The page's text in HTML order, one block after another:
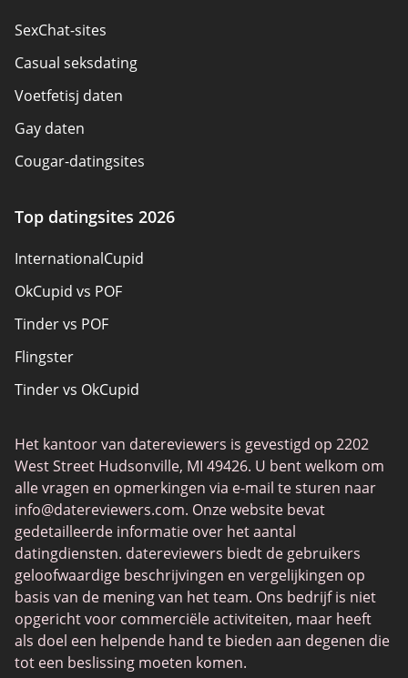
SexChat-sites
Casual seksdating
Voetfetisj daten
Gay daten
Cougar-datingsites
Pansexual Dating
Datingsites voor volwassenen
Datingsites voor senioren
Christelijk daten
Lokale singles online
Trans daten
Dating-apps
Top datingsites 2026
InternationalCupid
OkCupid vs POF
Tinder vs POF
Flingster
Tinder vs OkCupid
Chat Avenue
Zoosk vs Match
Feabie
POF vs Match
SPDate
eHarmony vs OkCupid
TenderMeets
Het kantoor van datereviewers is gevestigd op 2202
West Street Hudsonville, MI 49426. U bent welkom om
alle vragen en opmerkingen via e-mail te sturen naar
info@datereviewers.com. Onze website bevat
gedetailleerde informatie over het aantal
datingdiensten. datereviewers biedt de gebruikers
geloofwaardige beschrijvingen en vergelijkingen op
basis van de mening van het team. Ons bedrijf is niet
opgericht voor commerciële activiteiten, maar heeft
als doel een helpende hand te bieden aan degenen die
tot een beslissing moeten komen.